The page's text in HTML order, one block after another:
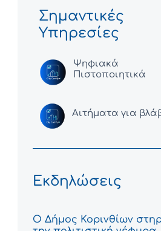
Σημαντικές
Υπηρεσίες
Ψηφιακά
Πιστοποιητικά
Αιτήματα για
Εκδηλώσεις
Ο Δήμος Κορινθίων